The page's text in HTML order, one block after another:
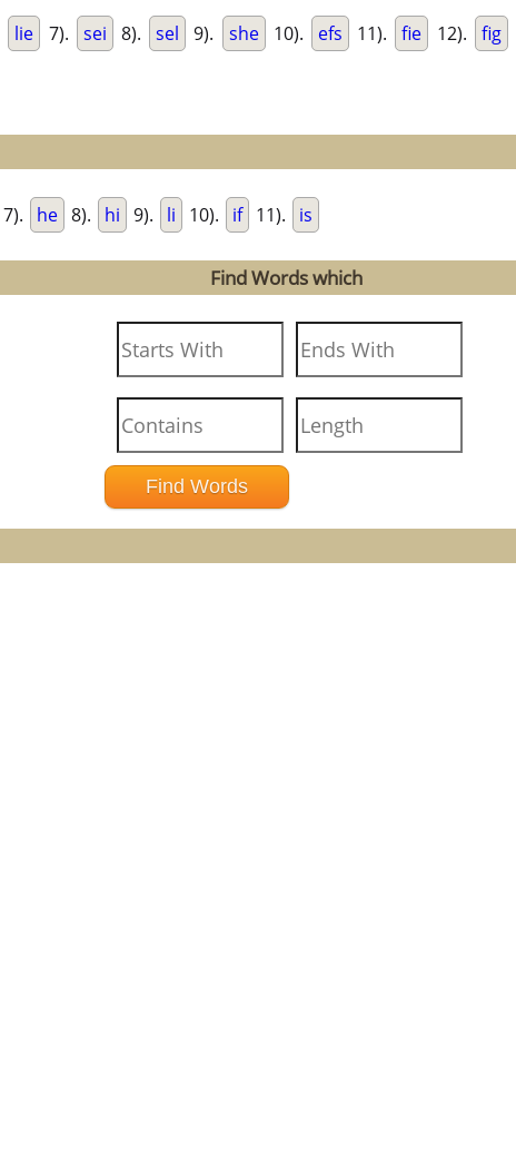
lie 7). sei 8). sel 9). she 10). efs 11). fie 12). fig
7). he 8). hi 9). li 10). if 11). is
Find Words which